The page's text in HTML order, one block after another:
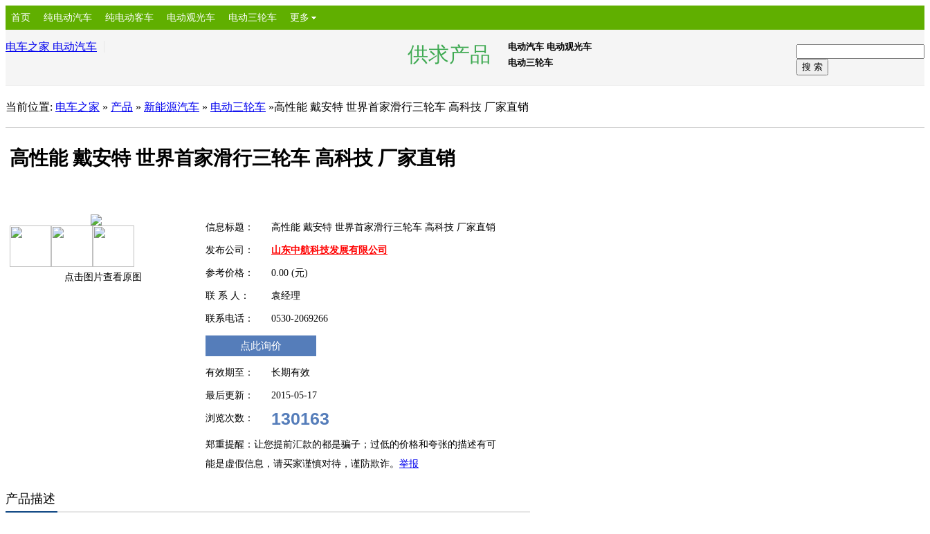
首页 纯电动汽车 纯电动客车 电动观光车 电动三轮车 更多
电车之家 电动汽车 供求产品 电动汽车 电动观光车
电动三轮车
当前位置: 电车之家 » 产品 » 新能源汽车 » 电动三轮车 »高性能 戴安特 世界首家滑行三轮车 高科技 厂家直销
高性能 戴安特 世界首家滑行三轮车 高科技 厂家直销
点击图片查看原图
信息标题： 高性能 戴安特 世界首家滑行三轮车 高科技 厂家直销
发布公司： 山东中航科技发展有限公司
参考价格： 0.00 (元)
联 系 人： 袁经理
联系电话： 0530-2069266
点此询价
有效期至： 长期有效
最后更新： 2015-05-17
浏览次数： 130163
郑重提醒：让您提前汇款的都是骗子；过低的价格和夸张的描述有可
能是虚假信息，请买家谨慎对待，谨防欺诈。 举报
产品描述